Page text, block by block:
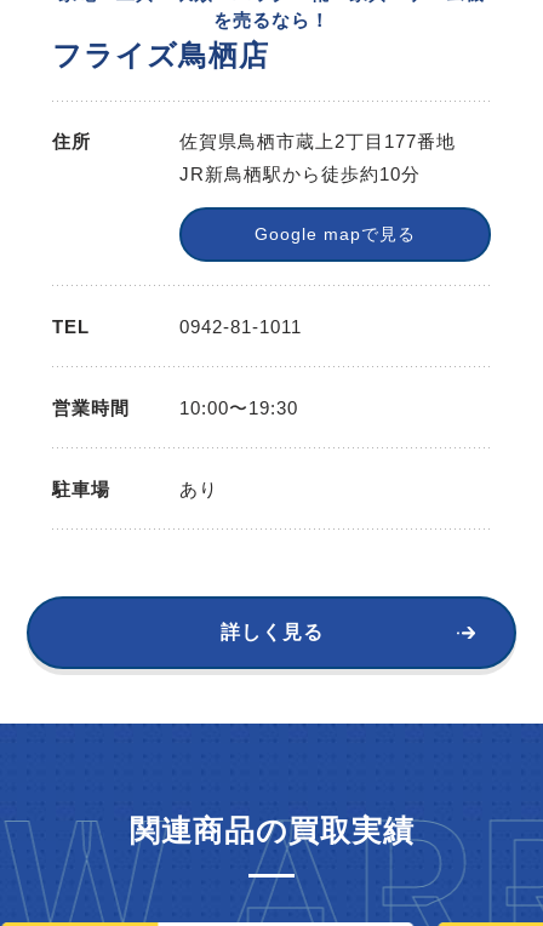
を売るなら！
フライズ鳥栖店
住所
佐賀県鳥栖市蔵上2丁目177番地
JR新鳥栖駅から徒歩約10分
Google mapで見る
TEL 0942-81-1011
営業時間 10:00〜19:30
駐車場 あり
詳しく見る
関連商品の買取実績